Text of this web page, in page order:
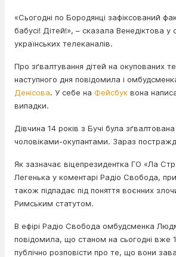
«Сьогодні по Бородянці зафіксований
бабусі! Дітей!», – сказала Венедіктова у
українських телеканалів.
Про зґвалтування дітей на окупованих
наступного дня повідомила і
Денісова. У себе на Фейсбук вона
випадки.
Дівчина 14 років з Бучі була зґвалтована
чоловіками-окупантами. Зараз
Як зазначає віцепрезидентка ГО «Ла
Легенька у коментарі Радіо Свобода,
також підпадає під поняття воєнних
Римським статутом.
В ефірі Радіо Свобода омбудсменка
повідомила, що станом на сьогодні вже
публічно розповісти про те, що вони